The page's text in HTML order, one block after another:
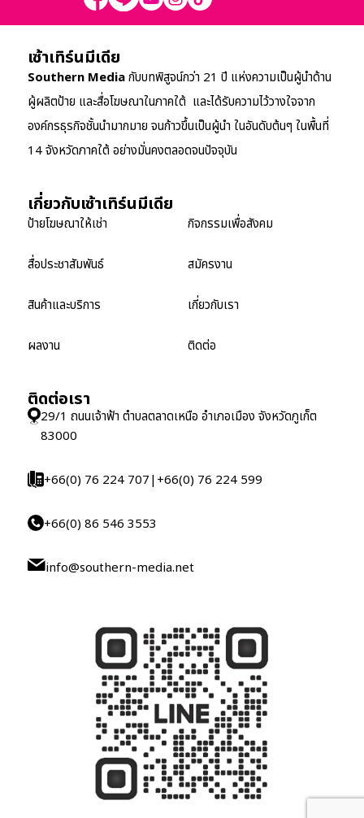
เซ้าเทิร์นมีเดีย
Southern Mediaกับบทพิสูจน์กว่า 21 ปี แห่งความเป็นผู้นำด้าน
ผู้ผลิตป้าย และสื่อโฆษณาในภาคใต้ และได้รับความไว้วางใจจาก
องค์กรธุรกิจชั้นนำมากมาย จนก้าวขึ้นเป็นผู้นำ ในอันดับต้นๆ ในพื้นที่
14 จังหวัดภาคใต้ อย่างมั่นคงตลอดจนปัจจุบัน
เกี่ยวกับเซ้าเทิร์นมีเดีย
ป้ายโฆษณาให้เช่า
สื่อประชาสัมพันธ์
สินค้าและบริการ
ผลงาน
กิจกรรมเพื่อสังคม
สมัครงาน
เกี่ยวกับเรา
ติดต่อ
ติดต่อเรา
29/1 ถนนเจ้าฟ้า ตำบลตลาดเหนือ อำเภอเมือง จังหวัดภูเก็ต
83000
+66(0) 76 224 707|+66(0) 76 224 599
+66(0) 86 546 3553
info@southern-media.net